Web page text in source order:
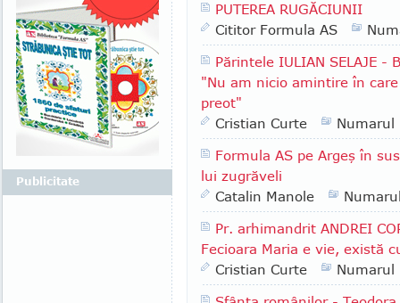
PUTEREA RUGĂCIUNII
Cititor Formula AS
Părintele IULIAN SELAJE
"Nu am nicio amintire în
preot"
Cristian Curte
Numarul
Formula AS pe Argeş în
lui zugrăveli
Catalin Manole
Pr. arhimandrit ANDREI
Fecioara Maria e vie, există
Cristian Curte
Numarul
Publicitate